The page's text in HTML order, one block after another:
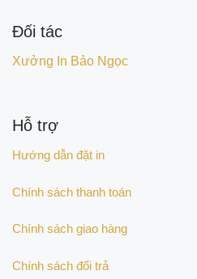
Đối tác
Xưởng In Bảo Ngọc
Hỗ trợ
Hướng dẫn đặt in
Chính sách thanh toán
Chính sách giao hàng
Chính sách đổi trả